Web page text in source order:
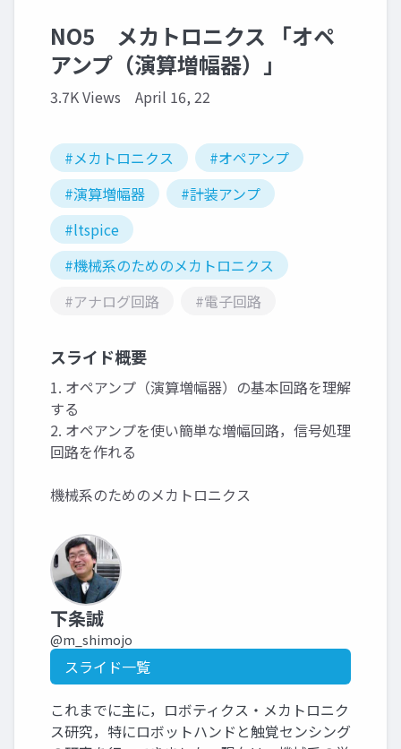
NO5 メカトロニクス 「オペ
アンプ（演算増幅器）」
3.7K Views April 16, 22
#メカトロニクス
#オペアンプ
#演算増幅器
#計装アンプ
#ltspice
#機械系のためのメカトロニクス
#アナログ回路
#電子回路
スライド概要
1. オペアンプ（演算増幅器）の基本回路を理解
する
2. オペアンプを使い簡単な増幅回路，信号処理
回路を作れる
機械系のためのメカトロニクス
下条誠
@m_shimojo
スライド一覧
これまでに主に，ロボティクス・メカトロニク
ス研究，特にロボットハンドと触覚センシング